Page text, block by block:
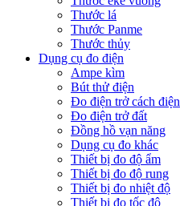
Thước lá
Thước Panme
Thước thủy
Dụng cụ đo điện
Ampe kìm
Bút thử điện
Đo điện trở cách điện
Đo điện trở đất
Đồng hồ vạn năng
Dụng cụ đo khác
Thiết bị đo độ ẩm
Thiết bị đo độ rung
Thiết bị đo nhiệt độ
Thiết bị đo tốc độ